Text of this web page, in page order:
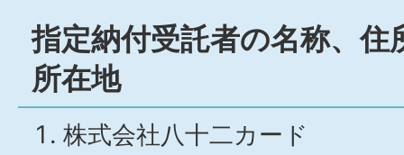
指定納付受託者の名称、住
所在地
株式会社八十二カード